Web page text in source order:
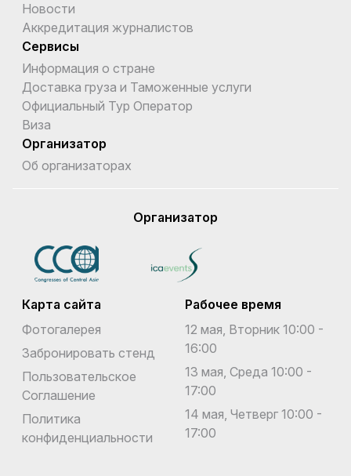
Новости
Аккредитация журналистов
Сервисы
Информация о стране
Доставка груза и Таможенные услуги
Официальный Тур Оператор
Виза
Организатор
Об организаторах
Организатор
Карта сайта
Фотогалерея
Забронировать стенд
Пользовательское
Соглашение
Политика
конфиденциальности
Рабочее время
12 мая, Вторник 10:00 -
16:00
13 мая, Среда 10:00 -
17:00
14 мая, Четверг 10:00 -
17:00